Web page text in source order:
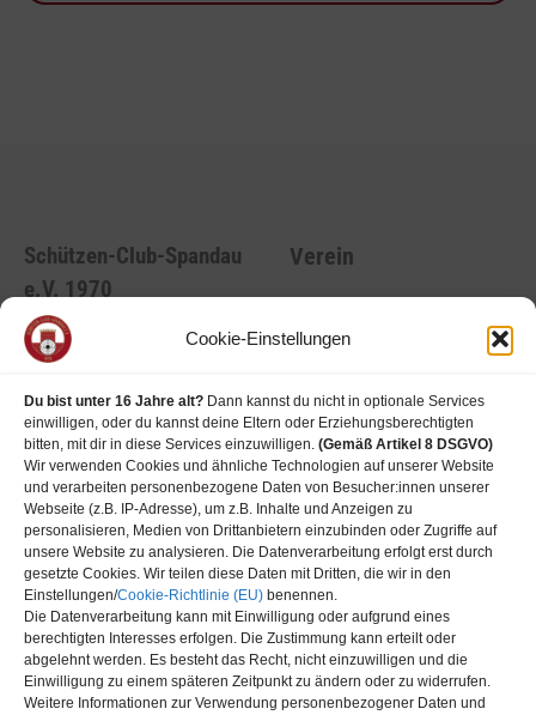
Cookie-Einstellungen
Du bist unter 16 Jahre alt? Dann kannst du nicht in optionale Services
einwilligen, oder du kannst deine Eltern oder Erziehungsberechtigten
bitten, mit dir in diese Services einzuwilligen. (Gemäß Artikel 8 DSGVO)
Wir verwenden Cookies und ähnliche Technologien auf unserer Website
und verarbeiten personenbezogene Daten von Besucher:innen unserer
Webseite (z.B. IP-Adresse), um z.B. Inhalte und Anzeigen zu
personalisieren, Medien von Drittanbietern einzubinden oder Zugriffe auf
unsere Website zu analysieren. Die Datenverarbeitung erfolgt erst durch
gesetzte Cookies. Wir teilen diese Daten mit Dritten, die wir in den
Einstellungen/Cookie-Richtlinie (EU) benennen.
Die Datenverarbeitung kann mit Einwilligung oder aufgrund eines
berechtigten Interesses erfolgen. Die Zustimmung kann erteilt oder
abgelehnt werden. Es besteht das Recht, nicht einzuwilligen und die
Einwilligung zu einem späteren Zeitpunkt zu ändern oder zu widerrufen.
Weitere Informationen zur Verwendung personenbezogener Daten und
Schützen-Club-Spandau
e.V. 1970
Sportanlage und Clubhaus
13597 Berlin
Verein
Trainingszeiten
Gastschützen
Mitgliedschaft
Regularien
Kontakt
Impressum
Datenschutzerklärung